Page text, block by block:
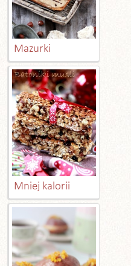
Mazurki
Mniej kalorii